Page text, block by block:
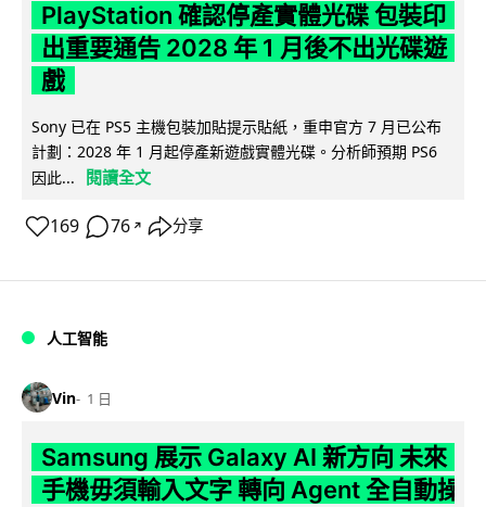
PlayStation 確認停產實體光碟 包裝印
出重要通告 2028 年 1 月後不出光碟遊
戲
Sony 已在 PS5 主機包裝加貼提示貼紙，重申官方 7 月已公布
計劃：2028 年 1 月起停產新遊戲實體光碟。分析師預期 PS6
因此...
閱讀全文
169 76 ↗ 分享
人工智能
Vin 1 日
Samsung 展示 Galaxy AI 新方向 未來
手機毋須輸入文字 轉向 Agent 全自動操